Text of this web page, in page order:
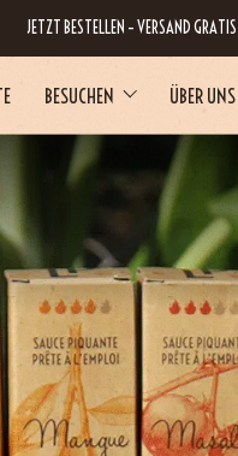
JETZT BESTELLEN – VERSAND
BESUCHEN ÜBER UNS